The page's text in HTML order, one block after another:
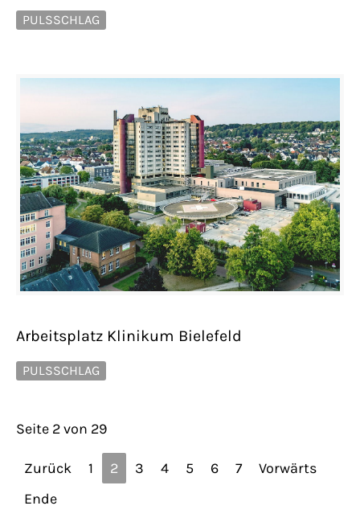
PULSSCHLAG
Arbeitsplatz Klinikum Bielefeld
PULSSCHLAG
Seite 2 von 29
Zurück 1 2 3 4 5 6 7
Vorwärts
Ende